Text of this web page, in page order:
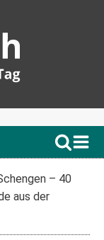
– 40
aus der